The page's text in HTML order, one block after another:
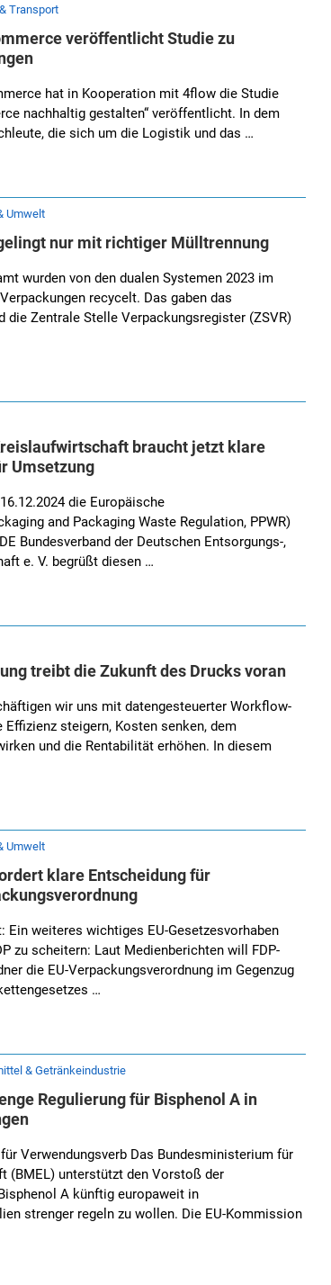
Transport
veröffentlicht Studie zu
hat in Kooperation mit 4flow die Studie
nachhaltig gestalten“ veröffentlicht. In dem
die sich um die Logistik und das …
Umwelt
nur mit richtiger Mülltrennung
wurden von den dualen Systemen 2023 im
recycelt. Das gaben das
die Zentrale Stelle Verpackungsregister (ZSVR)
braucht jetzt klare
Umsetzung
die Europäische
and Packaging Waste Regulation, PPWR)
Bundesverband der Deutschen Entsorgungs-,
e. V. begrüßt diesen …
treibt die Zukunft des Drucks voran
wir uns mit datengesteuerter Workflow-
steigern, Kosten senken, dem
und die Rentabilität erhöhen. In diesem
Umwelt
klare Entscheidung für
Ein weiteres wichtiges EU-Gesetzesvorhaben
zu scheitern: Laut Medienberichten will FDP-
die EU-Verpackungsverordnung im Gegenzug
…
& Getränkeindustrie
Regulierung für Bisphenol A in
Verwendungsverb Das Bundesministerium für
(BMEL) unterstützt den Vorstoß der
A künftig europaweit in
strenger regeln zu wollen. Die EU-Kommission